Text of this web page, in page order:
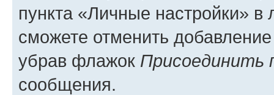
пункта «Личные настройки»
сможете отменить
убрав флажок Присоединить
сообщения.